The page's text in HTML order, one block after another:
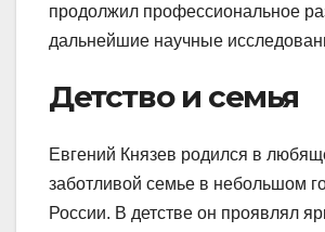
продолжил профессиональное
дальнейшие научные
Детство и семья
Евгений Князев родился в
заботливой семье в небольшом
России. В детстве он проявлял